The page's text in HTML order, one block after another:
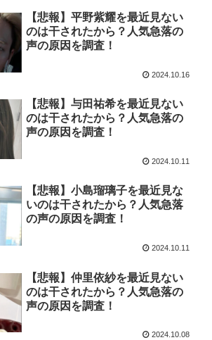
【悲報】平野紫耀を最近見ない
のは干されたから？人気急落の
声の原因を調査！
2024.10.16
【悲報】与田祐希を最近見ない
のは干されたから？人気急落の
声の原因を調査！
2024.10.11
【悲報】小島瑠璃子を最近見な
いのは干されたから？人気急落
の声の原因を調査！
2024.10.11
【悲報】仲里依紗を最近見ない
のは干されたから？人気急落の
声の原因を調査！
2024.10.08